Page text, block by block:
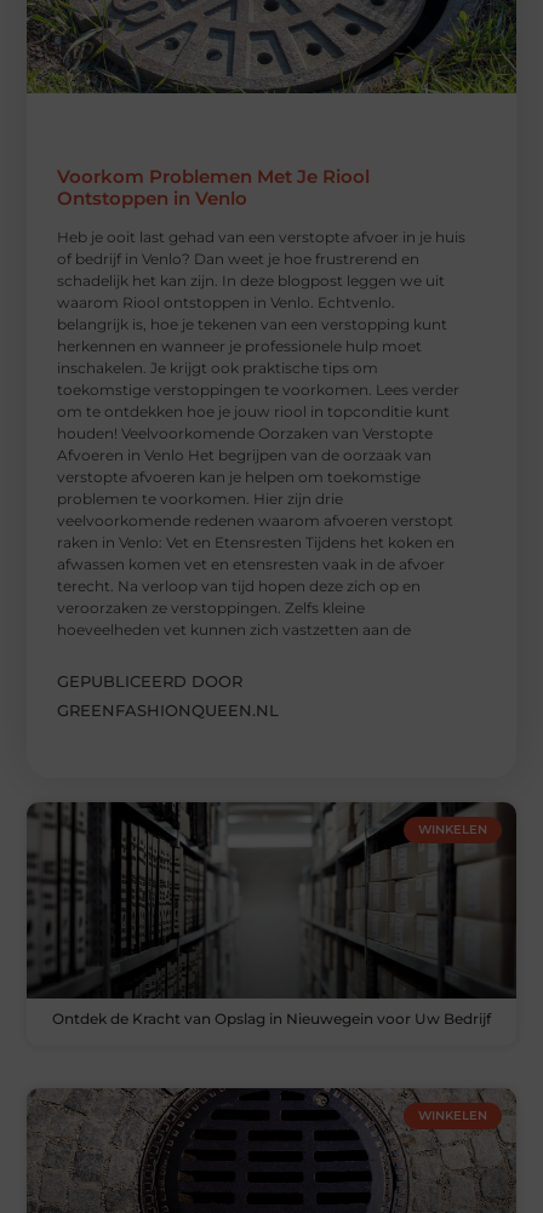
Voorkom Problemen Met Je Riool
Ontstoppen in Venlo
Heb je ooit last gehad van een verstopte afvoer in je huis
of bedrijf in Venlo? Dan weet je hoe frustrerend en
schadelijk het kan zijn. In deze blogpost leggen we uit
waarom Riool ontstoppen in Venlo. Echtvenlo.
belangrijk is, hoe je tekenen van een verstopping kunt
herkennen en wanneer je professionele hulp moet
inschakelen. Je krijgt ook praktische tips om
toekomstige verstoppingen te voorkomen. Lees verder
om te ontdekken hoe je jouw riool in topconditie kunt
houden! Veelvoorkomende Oorzaken van Verstopte
Afvoeren in Venlo Het begrijpen van de oorzaak van
verstopte afvoeren kan je helpen om toekomstige
problemen te voorkomen. Hier zijn drie
veelvoorkomende redenen waarom afvoeren verstopt
raken in Venlo: Vet en Etensresten Tijdens het koken en
afwassen komen vet en etensresten vaak in de afvoer
terecht. Na verloop van tijd hopen deze zich op en
veroorzaken ze verstoppingen. Zelfs kleine
hoeveelheden vet kunnen zich vastzetten aan de
GEPUBLICEERD DOOR
GREENFASHIONQUEEN.NL
WINKELEN
Ontdek de Kracht van Opslag in Nieuwegein voor Uw Bedrijf
WINKELEN